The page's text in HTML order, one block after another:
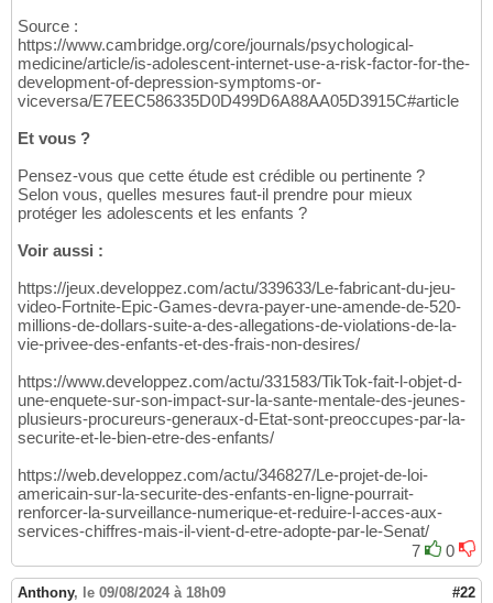
Source :
https://www.cambridge.org/core/journals/psychological-
medicine/article/is-adolescent-internet-use-a-risk-factor-for-the-
development-of-depression-symptoms-or-
viceversa/E7EEC586335D0D499D6A88AA05D3915C#article
Et vous ?
Pensez-vous que cette étude est crédible ou pertinente ?
Selon vous, quelles mesures faut-il prendre pour mieux
protéger les adolescents et les enfants ?
Voir aussi :
https://jeux.developpez.com/actu/339633/Le-fabricant-du-jeu-
video-Fortnite-Epic-Games-devra-payer-une-amende-de-520-
millions-de-dollars-suite-a-des-allegations-de-violations-de-la-
vie-privee-des-enfants-et-des-frais-non-desires/
https://www.developpez.com/actu/331583/TikTok-fait-l-objet-d-
une-enquete-sur-son-impact-sur-la-sante-mentale-des-jeunes-
plusieurs-procureurs-generaux-d-Etat-sont-preoccupes-par-la-
securite-et-le-bien-etre-des-enfants/
https://web.developpez.com/actu/346827/Le-projet-de-loi-
americain-sur-la-securite-des-enfants-en-ligne-pourrait-
renforcer-la-surveillance-numerique-et-reduire-l-acces-aux-
services-chiffres-mais-il-vient-d-etre-adopte-par-le-Senat/
7
0
Anthony, le 09/08/2024 à 18h09 #22